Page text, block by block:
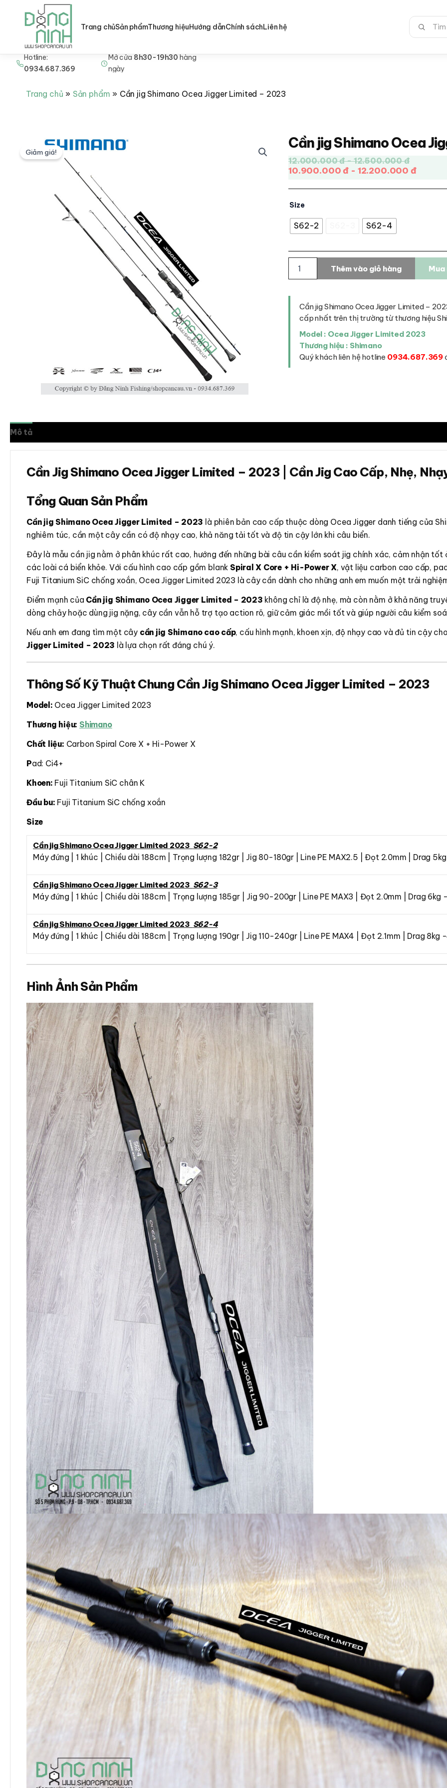
Nhảy Hotline:
0934.687.369
Mở cửa8h30-19h30hàng
ngày
Trang chủSản phẩmThương hiệuHướng dẫnChính sáchLiên hệ
Tìm
kiếm:
Trang chủ Sản phẩm Cần jig Shimano Ocea Jigger Limited – 2023
Giảm giá!
Cần jig Shimano Ocea
12.000.000 đ - 12.500.000 đ
10.900.000 đ - 12.200.000 đ
Size
S62-2 S62-4
Shimano
Jigger
Limited
2023
Thêm vào giỏ hàng Mua
Cần jig Shimano Ocea Jigger Limited –
cấp nhất trên thị trường từ thương hiệu
Model : Ocea Jigger Limited 2023
Thương hiệu : Shimano
Quý khách liên hệ hotline 0934.687.369
Mô tả
Cần Jig Shimano Ocea Jigger Limited – 2023 | Cần Jig Cao Cấp, Nhẹ,
Tổng Quan Sản Phẩm
Cần jig Shimano Ocea Jigger Limited – 2023 là phiên bản cao cấp thuộc dòng Ocea Jigger danh tiếng của
nghiêm túc, cần một cây cần có độ nhạy cao, khả năng tải tốt và độ tin cậy lớn khi câu biển.
Đây là mẫu cần jig nằm ở phân khúc rất cao, hướng đến những bài câu cần kiểm soát jig chính xác, cảm nhận
các loài cá biển khỏe. Với cấu hình cao cấp gồm blank Spiral X Core + Hi-Power X, vật liệu carbon cao cấp, pad
Fuji Titanium SiC chống xoắn, Ocea Jigger Limited 2023 là cây cần dành cho những anh em muốn một trải
Điểm mạnh của Cần jig Shimano Ocea Jigger Limited – 2023 không chỉ là độ nhẹ, mà còn nằm ở khả năng
dòng chảy hoặc dùng jig nặng, cây cần vẫn hỗ trợ tạo action rõ, giữ cảm giác mồi tốt và giúp người câu kiểm
Nếu anh em đang tìm một cây cần jig Shimano cao cấp, cấu hình mạnh, khoen xịn, độ nhạy cao và đủ tin cậy
Jigger Limited – 2023 là lựa chọn rất đáng chú ý.
Thông Số Kỹ Thuật Chung Cần Jig Shimano Ocea Jigger Limited – 2023
Model: Ocea Jigger Limited 2023
Thương hiệu: Shimano
Chất liệu: Carbon Spiral Core X + Hi-Power X
Pad: Ci4+
Khoen: Fuji Titanium SiC chân K
Đầu bu: Fuji Titanium SiC chống xoắn
Size
Cần jig Shimano Ocea Jigger Limited 2023 S62-2
Máy đứng | 1 khúc | Chiều dài 188cm | Trọng lượng 182gr | Jig 80-180gr | Line PE MAX2.5 | Đọt 2.0mm | Drag
Cần jig Shimano Ocea Jigger Limited 2023 S62-3
Máy đứng | 1 khúc | Chiều dài 188cm | Trọng lượng 185gr | Jig 90-200gr | Line PE MAX3 | Đọt 2.0mm | Drag 6kg
Cần jig Shimano Ocea Jigger Limited 2023 S62-4
Máy đứng | 1 khúc | Chiều dài 188cm | Trọng lượng 190gr | Jig 110-240gr | Line PE MAX4 | Đọt 2.1mm | Drag 8kg
Hình Ảnh Sản Phẩm